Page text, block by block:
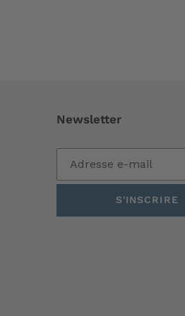
Newsletter
S'INSCRIRE